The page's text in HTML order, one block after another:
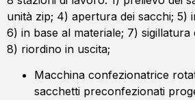
unità zip; 4) apertura dei sacchi; 5)
6) in base al materiale; 7)
8) riordino in uscita;
Macchina confezionatrice
sacchetti preconfezionati